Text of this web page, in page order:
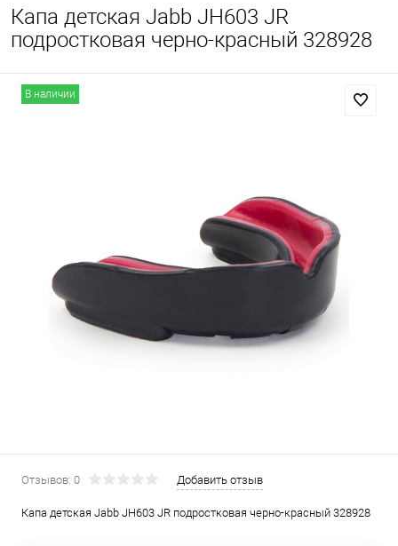
Капа детская Jabb JH603 JR
подростковая черно-красный 328928
В наличии
Отзывов: 0 Добавить отзыв
Капа детская Jabb JH603 JR подростковая черно-красный 328928